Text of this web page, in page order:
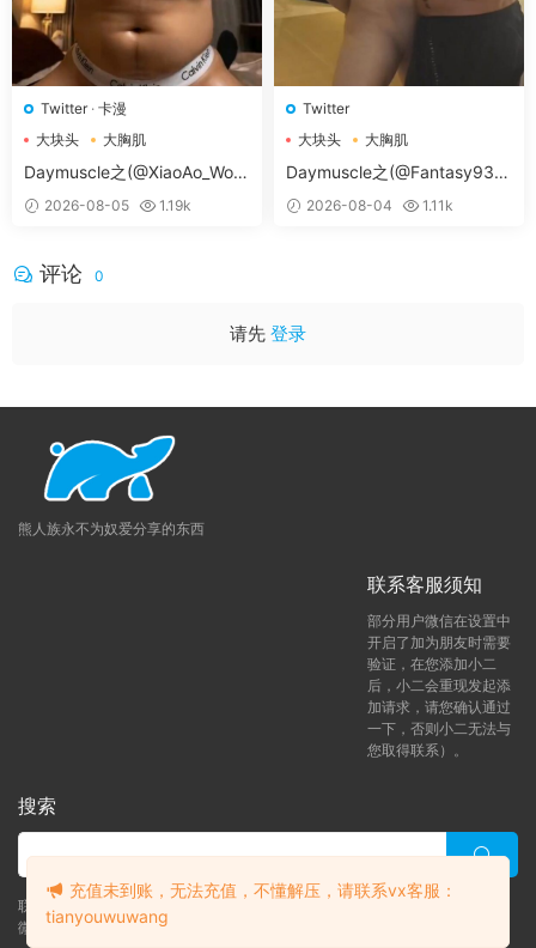
Twitter· 卡漫
大块头
大胸肌
大胸肌肉男
Daymuscle之(@XiaoAo_Worl
d-@XiaoAo.art）
2026-08-05 1.19k
Twitter
大块头
大胸肌
大胸肌肉男
Daymuscle之(@Fantasy938
15579-@孔控Kong）
2026-08-04 1.11k
评论 0
请先 登录
熊人族永不为奴爱分享的东西
联系客服须知
部分用户微信在设置中
开启了加为朋友时需要
验证，在您添加小二
后，小二会重现发起添
加请求，请您确认通过
一下，否则小二无法与
您取得联系）。
搜索
联系客服 (添加后告诉客服-来自熊人族咨询问题)
微信客服（tianyouwuwang）
充值未到账，无法充值，不懂解压，请联系vx客服：
tianyouwuwang